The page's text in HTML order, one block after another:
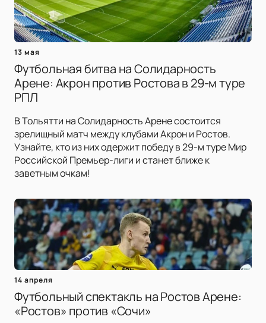
13 мая
Футбольная битва на Солидарность
Арене: Акрон против Ростова в 29-м туре
РПЛ
В Тольятти на Солидарность Арене состоится
зрелищный матч между клубами Акрон и Ростов.
Узнайте, кто из них одержит победу в 29-м туре Мир
Российской Премьер-лиги и станет ближе к
заветным очкам!
14 апреля
Футбольный спектакль на Ростов Арене:
«Ростов» против «Сочи»